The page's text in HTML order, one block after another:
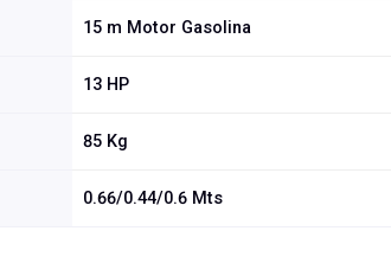
15 m Motor Gasolina
13 HP
85 Kg
0.66/0.44/0.6 Mts